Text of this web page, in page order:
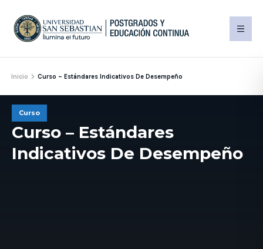
Inicio Curso – Estándares Indicativos De Desempeño
Curso
Curso – Estándares
Indicativos De Desempeño